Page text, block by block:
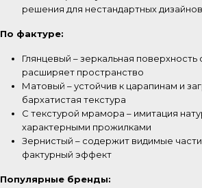
решения для нестандартных дизайнов
По фактуре:
Глянцевый – зеркальная поверхность
расширяет пространство
Матовый – устойчив к царапинам и
бархатистая текстура
С текстурой мрамора – имитация
характерными прожилками
Зернистый – содержит видимые
фактурный эффект
Популярные бренды: